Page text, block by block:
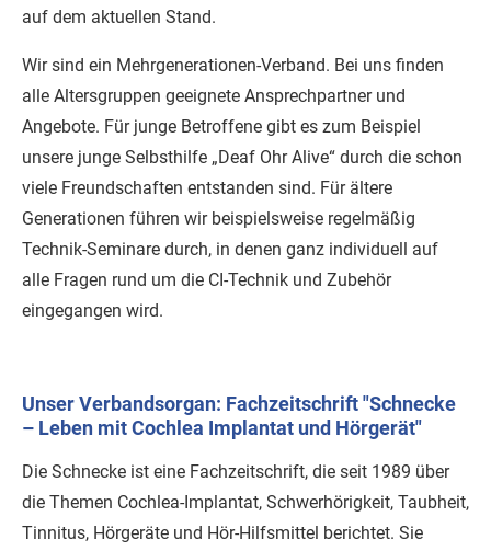
auf dem aktuellen Stand.
Wir sind ein Mehrgenerationen-Verband. Bei uns finden
alle Altersgruppen geeignete Ansprechpartner und
Angebote. Für junge Betroffene gibt es zum Beispiel
unsere junge Selbsthilfe „Deaf Ohr Alive“ durch die schon
viele Freundschaften entstanden sind. Für ältere
Generationen führen wir beispielsweise regelmäßig
Technik-Seminare durch, in denen ganz individuell auf
alle Fragen rund um die CI-Technik und Zubehör
eingegangen wird.
Unser Verbandsorgan: Fachzeitschrift "Schnecke
– Leben mit Cochlea Implantat und Hörgerät"
Die Schnecke ist eine Fachzeitschrift, die seit 1989 über
die Themen Cochlea-Implantat, Schwerhörigkeit, Taubheit,
Tinnitus, Hörgeräte und Hör-Hilfsmittel berichtet. Sie